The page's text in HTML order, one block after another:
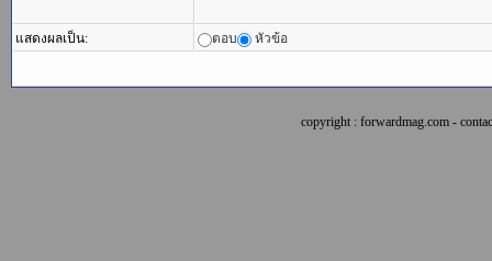
แสดงผลเป็น: ตอบ หัวข้อ
copyright : forwardmag.com -